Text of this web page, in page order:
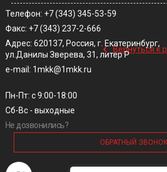
‹ Вернуться к
Телефон: +7 (343) 345-53-59
Факс: +7 (343) 237-2-666
Адрес: 620137, Россия, г. Екатеринбург,
ул.Данилы Зверева, 31, литер Р
e-mail: 1mkk@1mkk.ru
Пн-Пт: с 9:00-18:00
Сб-Вс - выходные
Не дозвонились?
ОБРАТНЫЙ